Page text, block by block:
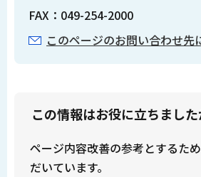
FAX：049-254-2000
このページのお問い合わせ先
この情報はお役に立ちました
ページ内容改善の参考とするた
だいています。